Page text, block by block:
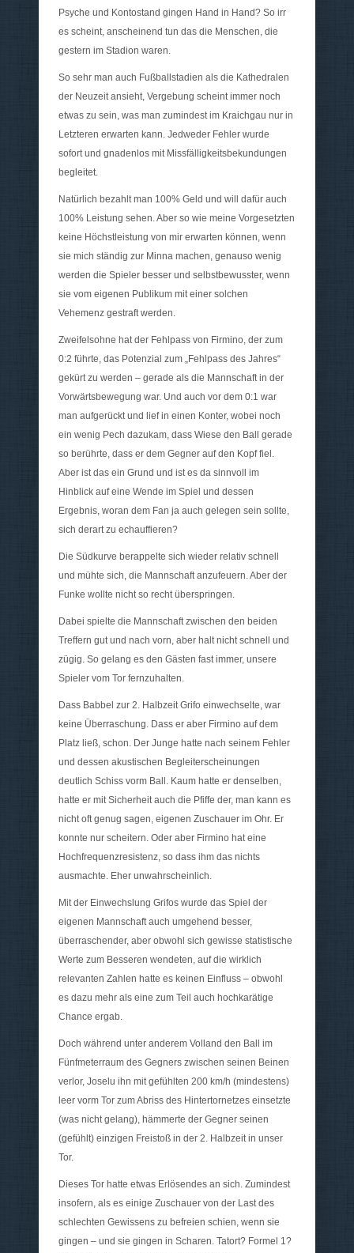
Psyche und Kontostand gingen Hand in Hand? So irr
es scheint, anscheinend tun das die Menschen, die
gestern im Stadion waren.
So sehr man auch Fußballstadien als die Kathedralen
der Neuzeit ansieht, Vergebung scheint immer noch
etwas zu sein, was man zumindest im Kraichgau nur in
Letzteren erwarten kann. Jedweder Fehler wurde
sofort und gnadenlos mit Missfälligkeitsbekundungen
begleitet.
Natürlich bezahlt man 100% Geld und will dafür auch
100% Leistung sehen. Aber so wie meine Vorgesetzten
keine Höchstleistung von mir erwarten können, wenn
sie mich ständig zur Minna machen, genauso wenig
werden die Spieler besser und selbstbewusster, wenn
sie vom eigenen Publikum mit einer solchen
Vehemenz gestraft werden.
Zweifelsohne hat der Fehlpass von Firmino, der zum
0:2 führte, das Potenzial zum „Fehlpass des Jahres“
gekürt zu werden – gerade als die Mannschaft in der
Vorwärtsbewegung war. Und auch vor dem 0:1 war
man aufgerückt und lief in einen Konter, wobei noch
ein wenig Pech dazukam, dass Wiese den Ball gerade
so berührte, dass er dem Gegner auf den Kopf fiel.
Aber ist das ein Grund und ist es da sinnvoll im
Hinblick auf eine Wende im Spiel und dessen
Ergebnis, woran dem Fan ja auch gelegen sein sollte,
sich derart zu echauffieren?
Die Südkurve berappelte sich wieder relativ schnell
und mühte sich, die Mannschaft anzufeuern. Aber der
Funke wollte nicht so recht überspringen.
Dabei spielte die Mannschaft zwischen den beiden
Treffern gut und nach vorn, aber halt nicht schnell und
zügig. So gelang es den Gästen fast immer, unsere
Spieler vom Tor fernzuhalten.
Dass Babbel zur 2. Halbzeit Grifo einwechselte, war
keine Überraschung. Dass er aber Firmino auf dem
Platz ließ, schon. Der Junge hatte nach seinem Fehler
und dessen akustischen Begleiterscheinungen
deutlich Schiss vorm Ball. Kaum hatte er denselben,
hatte er mit Sicherheit auch die Pfiffe der, man kann es
nicht oft genug sagen, eigenen Zuschauer im Ohr. Er
konnte nur scheitern. Oder aber Firmino hat eine
Hochfrequenzresistenz, so dass ihm das nichts
ausmachte. Eher unwahrscheinlich.
Mit der Einwechslung Grifos wurde das Spiel der
eigenen Mannschaft auch umgehend besser,
überraschender, aber obwohl sich gewisse statistische
Werte zum Besseren wendeten, auf die wirklich
relevanten Zahlen hatte es keinen Einfluss – obwohl
es dazu mehr als eine zum Teil auch hochkarätige
Chance ergab.
Doch während unter anderem Volland den Ball im
Fünfmeterraum des Gegners zwischen seinen Beinen
verlor, Joselu ihn mit gefühlten 200 km/h (mindestens)
leer vorm Tor zum Abriss des Hintertornetzes einsetzte
(was nicht gelang), hämmerte der Gegner seinen
(gefühlt) einzigen Freistoß in der 2. Halbzeit in unser
Tor.
Dieses Tor hatte etwas Erlösendes an sich. Zumindest
insofern, als es einige Zuschauer von der Last des
schlechten Gewissens zu befreien schien, wenn sie
gingen – und sie gingen in Scharen. Tatort? Formel 1?